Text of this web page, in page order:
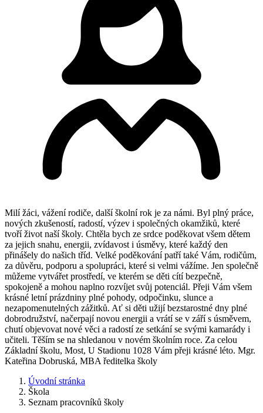
Milí žáci, vážení rodiče, další školní rok je za námi. Byl plný práce,
nových zkušeností, radostí, výzev i společných okamžiků, které
tvoří život naší školy. Chtěla bych ze srdce poděkovat všem dětem
za jejich snahu, energii, zvídavost i úsměvy, které každý den
přinášely do našich tříd. Velké poděkování patří také Vám, rodičům,
za důvěru, podporu a spolupráci, které si velmi vážíme. Jen společně
můžeme vytvářet prostředí, ve kterém se děti cítí bezpečně,
spokojeně a mohou naplno rozvíjet svůj potenciál. Přeji Vám všem
krásné letní prázdniny plné pohody, odpočinku, slunce a
nezapomenutelných zážitků. Ať si děti užijí bezstarostné dny plné
dobrodružství, načerpají novou energii a vrátí se v září s úsměvem,
chutí objevovat nové věci a radostí ze setkání se svými kamarády i
učiteli. Těším se na shledanou v novém školním roce. Za celou
Základní školu, Most, U Stadionu 1028 Vám přeji krásné léto. Mgr.
Kateřina Dobruská, MBA ředitelka školy
Úvodní stránka
Škola
Seznam pracovníků školy